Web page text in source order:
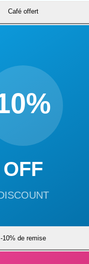
Café offert
-10% de remise